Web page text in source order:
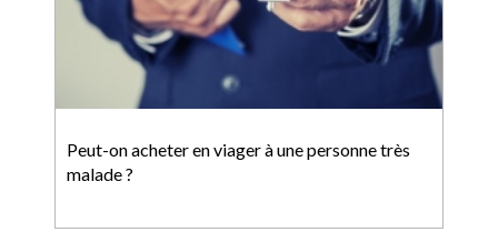
Peut-on acheter en viager à une personne très
malade ?